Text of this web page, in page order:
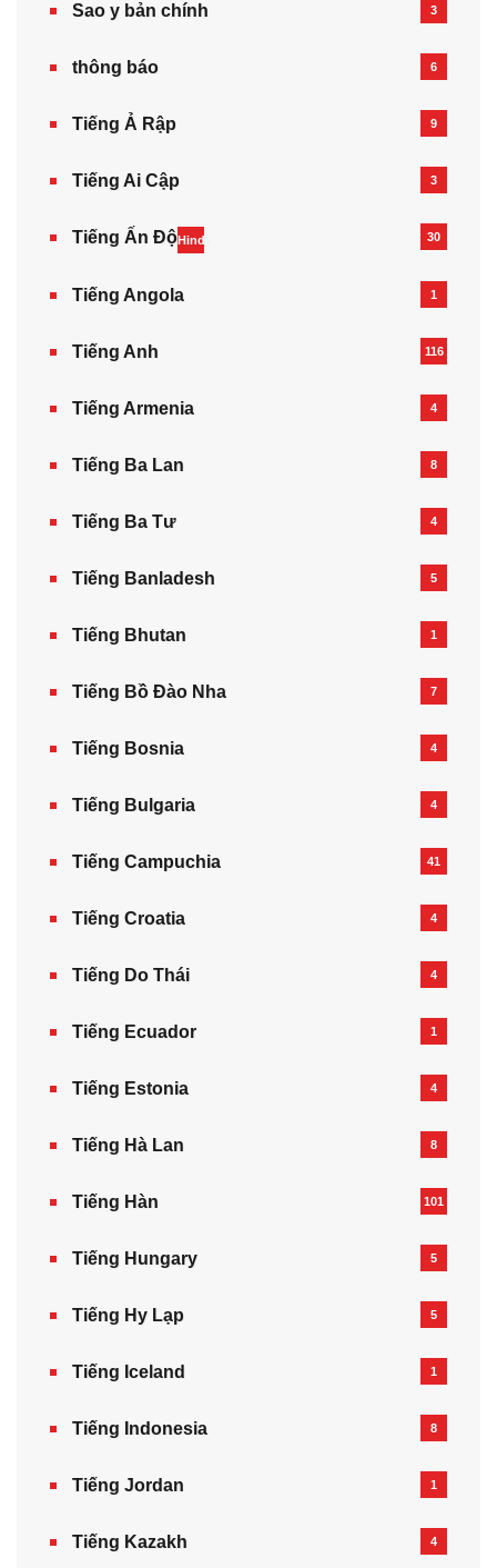
Sao y bản chính 3
thông báo 6
Tiếng Ả Rập 9
Tiếng Ai Cập 3
Tiếng Ấn ĐộHindi 30
Tiếng Angola 1
Tiếng Anh 116
Tiếng Armenia‎ 4
Tiếng Ba Lan 8
Tiếng Ba Tư 4
Tiếng Banladesh 5
Tiếng Bhutan 1
Tiếng Bồ Đào Nha 7
Tiếng Bosnia 4
Tiếng Bulgaria 4
Tiếng Campuchia 41
Tiếng Croatia 4
Tiếng Do Thái 4
Tiếng Ecuador 1
Tiếng Estonia 4
Tiếng Hà Lan 8
Tiếng Hàn 101
Tiếng Hungary 5
Tiếng Hy Lạp 5
Tiếng Iceland 1
Tiếng Indonesia 8
Tiếng Jordan 1
Tiếng Kazakh‎ 4